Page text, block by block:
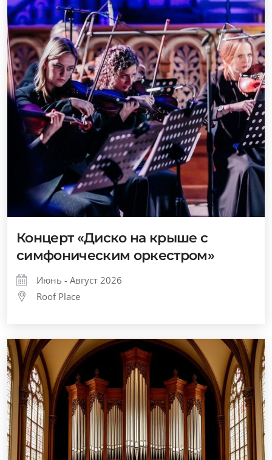
Концерт «Диско на крыше с
симфоническим оркестром»
Июнь - Август 2026
Roof Place